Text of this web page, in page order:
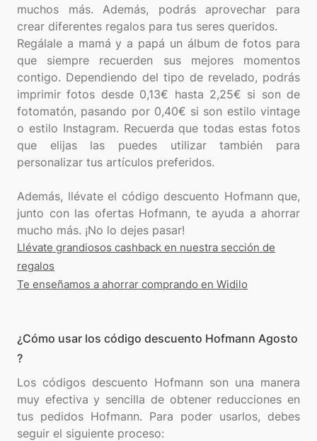
muchos más. Además, podrás aprovechar para
crear diferentes regalos para tus seres queridos.
Regálale a mamá y a papá un álbum de fotos para
que siempre recuerden sus mejores momentos
contigo. Dependiendo del tipo de revelado, podrás
imprimir fotos desde 0,13€ hasta 2,25€ si son de
fotomatón, pasando por 0,40€ si son estilo vintage
o estilo Instagram. Recuerda que todas estas fotos
que elijas las puedes utilizar también para
personalizar tus artículos preferidos.
Además, llévate el código descuento Hofmann que,
junto con las ofertas Hofmann, te ayuda a ahorrar
Llévate grandiosos cashback en nuestra sección de
regalos
Te enseñamos a ahorrar comprando en Widilo
¿Cómo usar los código descuento Hofmann Agosto
?
Los códigos descuento Hofmann son una manera
muy efectiva y sencilla de obtener reducciones en
tus pedidos Hofmann. Para poder usarlos, debes
seguir el siguiente proceso: